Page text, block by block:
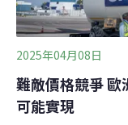
2025年04月08日
難敵價格競爭
可能實現